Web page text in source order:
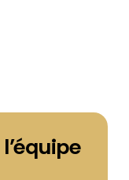
l’équipe